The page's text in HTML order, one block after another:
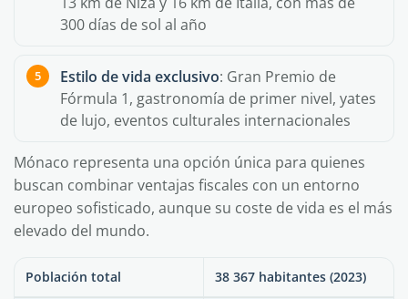
300 días de sol al año
Estilo de vida exclusivo: Gran Premio de
Fórmula 1, gastronomía de primer nivel, yates
de lujo, eventos culturales internacionales
Mónaco representa una opción única para quienes
buscan combinar ventajas fiscales con un entorno
europeo sofisticado, aunque su coste de vida es el más
elevado del mundo.
Población total 38 367 habitantes (2023)